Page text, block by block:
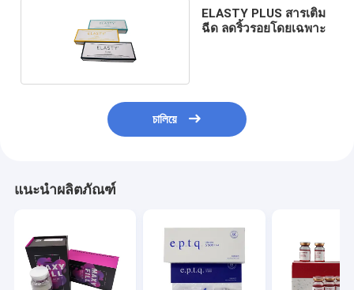
ELASTY PLUS สารเติม
ฉีด ลดริ้วรอยโดยเฉพาะ
চালিয়ে
แนะนำผลิตภัณฑ์